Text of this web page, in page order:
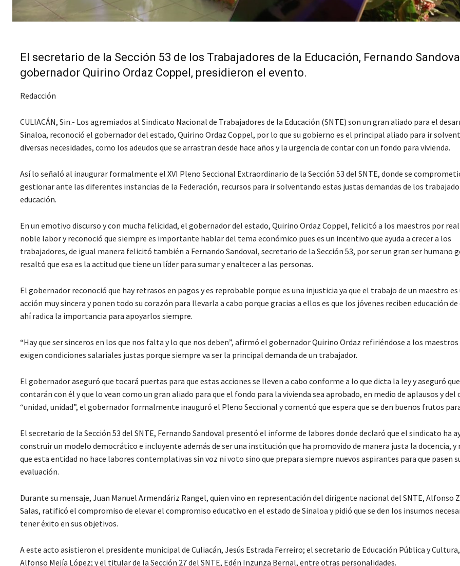
El secretario de la Sección 53 de los Trabajadores de la Educación, Fernando
gobernador Quirino Ordaz Coppel, presidieron el evento.
Redacción
CULIACÁN, Sin.- Los agremiados al Sindicato Nacional de Trabajadores de la Educación (SNTE) son un gran aliado para el
Sinaloa, reconoció el gobernador del estado, Quirino Ordaz Coppel, por lo que su gobierno es el principal aliado para ir
diversas necesidades, como los adeudos que se arrastran desde hace años y la urgencia de contar con un fondo para vivienda.
Así lo señaló al inaugurar formalmente el XVI Pleno Seccional Extraordinario de la Sección 53 del SNTE, donde se
gestionar ante las diferentes instancias de la Federación, recursos para ir solventando estas justas demandas de los
educación.
En un emotivo discurso y con mucha felicidad, el gobernador del estado, Quirino Ordaz Coppel, felicitó a los maestros por
noble labor y reconoció que siempre es importante hablar del tema económico pues es un incentivo que ayuda a crecer a los
trabajadores, de igual manera felicitó también a Fernando Sandoval, secretario de la Sección 53, por ser un gran ser humano
resaltó que esa es la actitud que tiene un líder para sumar y enaltecer a las personas.
El gobernador reconoció que hay retrasos en pagos y es reprobable porque es una injusticia ya que el trabajo de un maestro es
acción muy sincera y ponen todo su corazón para llevarla a cabo porque gracias a ellos es que los jóvenes reciben educación de
ahí radica la importancia para apoyarlos siempre.
“Hay que ser sinceros en los que nos falta y lo que nos deben”, afirmó el gobernador Quirino Ordaz refiriéndose a los maestros
exigen condiciones salariales justas porque siempre va ser la principal demanda de un trabajador.
El gobernador aseguró que tocará puertas para que estas acciones se lleven a cabo conforme a lo que dicta la ley y aseguró
contarán con él y que lo vean como un gran aliado para que el fondo para la vivienda sea aprobado, en medio de aplausos y del
“unidad, unidad”, el gobernador formalmente inauguró el Pleno Seccional y comentó que espera que se den buenos frutos
El secretario de la Sección 53 del SNTE, Fernando Sandoval presentó el informe de labores donde declaró que el sindicato ha
construir un modelo democrático e incluyente además de ser una institución que ha promovido de manera justa la docencia,
que esta entidad no hace labores contemplativas sin voz ni voto sino que prepara siempre nuevos aspirantes para que pasen
evaluación.
Durante su mensaje, Juan Manuel Armendáriz Rangel, quien vino en representación del dirigente nacional del SNTE, Alfonso
Salas, ratificó el compromiso de elevar el compromiso educativo en el estado de Sinaloa y pidió que se den los insumos
tener éxito en sus objetivos.
A este acto asistieron el presidente municipal de Culiacán, Jesús Estrada Ferreiro; el secretario de Educación Pública y
Alfonso Mejía López; y el titular de la Sección 27 del SNTE, Edén Inzunza Bernal, entre otras personalidades.